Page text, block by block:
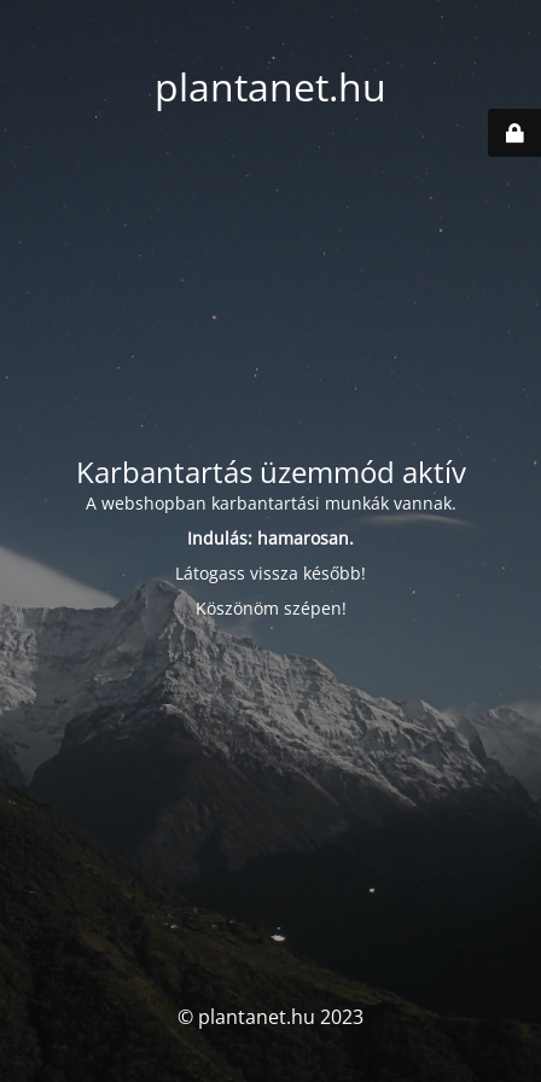
plantanet.hu
Karbantartás üzemmód aktív
A webshopban karbantartási munkák vannak.
Indulás: hamarosan.
Látogass vissza később!
Köszönöm szépen!
© plantanet.hu 2023